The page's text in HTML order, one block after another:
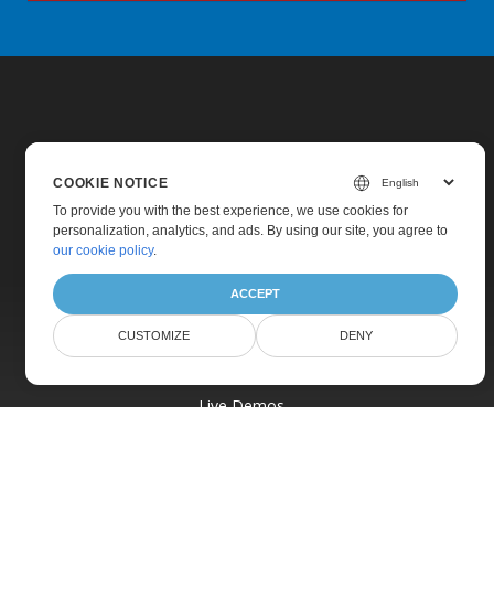
Home
New Releases
Pricing
Live Demos
COOKIE NOTICE
To provide you with the best experience, we use cookies for
personalization, analytics, and ads. By using our site, you agree to
our cookie policy.
ACCEPT
CUSTOMIZE DENY